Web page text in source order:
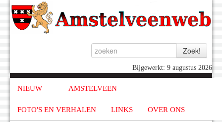
Bijgewerkt: 9 augustus 2026
NIEUW AMSTELVEEN
FOTO'S EN VERHALEN LINKS OVER ONS